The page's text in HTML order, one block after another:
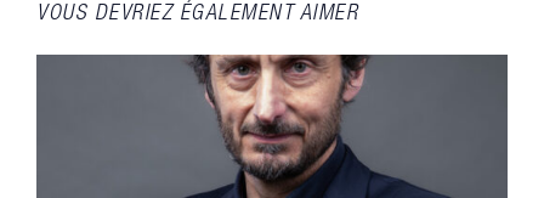
VOUS DEVRIEZ ÉGALEMENT AIMER